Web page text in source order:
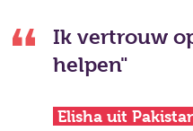
Ik vertrouw
helpen"
Elisha uit